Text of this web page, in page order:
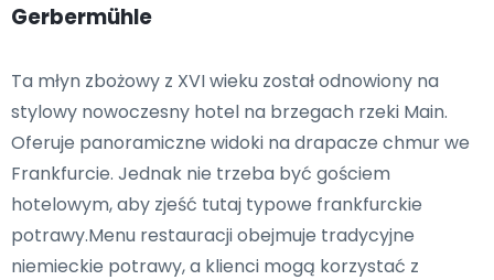
Gerbermühle
Ta młyn zbożowy z XVI wieku został odnowiony na
stylowy nowoczesny hotel na brzegach rzeki Main.
Oferuje panoramiczne widoki na drapacze chmur we
Frankfurcie. Jednak nie trzeba być gościem
hotelowym, aby zjeść tutaj typowe frankfurckie
potrawy.Menu restauracji obejmuje tradycyjne
niemieckie potrawy, a klienci mogą korzystać z